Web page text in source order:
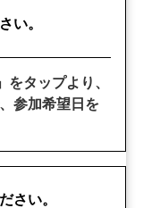
い。
タップより、
参加希望日を
さい。